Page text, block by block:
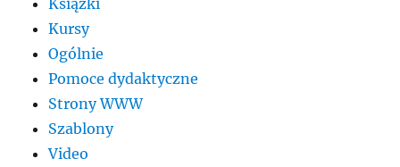
Książki
Kursy
Ogólnie
Pomoce dydaktyczne
Strony WWW
Szablony
Video